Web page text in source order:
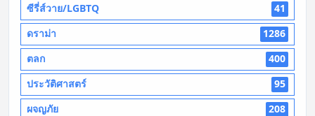
ซีรี่ส์วาย/LGBTQ
41
ดราม่า
1286
ตลก
400
ประวัติศาสตร์
95
ผจญภัย
208